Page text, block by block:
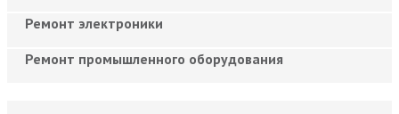
Ремонт электроники
Ремонт промышленного оборудования